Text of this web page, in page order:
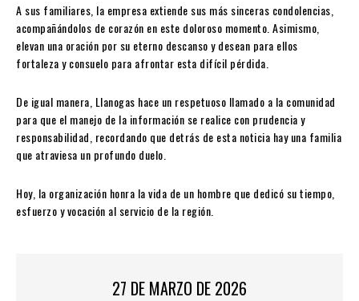
A sus familiares, la empresa extiende sus más sinceras condolencias,
acompañándolos de corazón en este doloroso momento. Asimismo,
elevan una oración por su eterno descanso y desean para ellos
fortaleza y consuelo para afrontar esta difícil pérdida.
De igual manera, Llanogas hace un respetuoso llamado a la comunidad
para que el manejo de la información se realice con prudencia y
responsabilidad, recordando que detrás de esta noticia hay una familia
que atraviesa un profundo duelo.
Hoy, la organización honra la vida de un hombre que dedicó su tiempo,
esfuerzo y vocación al servicio de la región.
27 DE MARZO DE 2026